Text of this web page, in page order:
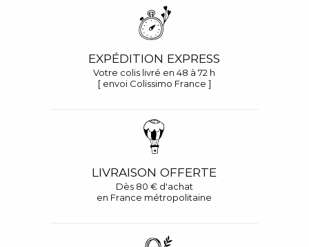
EXPÉDITION EXPRESS
Votre colis livré en 48 à 72 h
[ envoi Colissimo France ]
LIVRAISON OFFERTE
Dès 80 € d'achat
en France métropolitaine